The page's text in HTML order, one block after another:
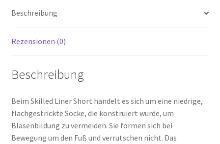
Beschreibung
Rezensionen (0)
Beschreibung
Beim Skilled Liner Short handelt es sich um eine niedrige,
flachgestrickte Socke, die konstruiert wurde, um
Blasenbildung zu vermeiden. Sie formen sich bei
Bewegung um den Fuß und verrutschen nicht. Das